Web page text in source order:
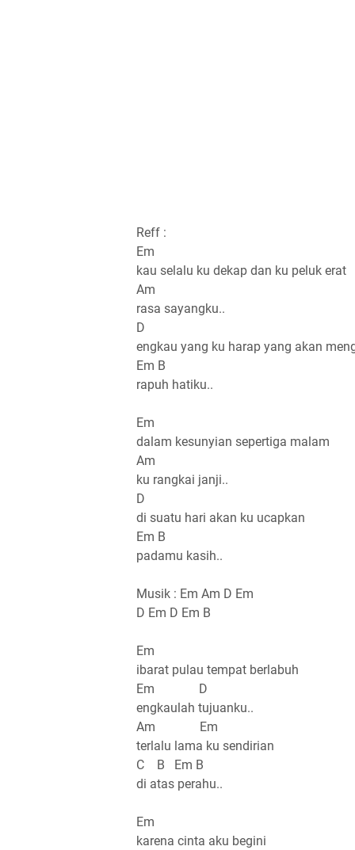
Reff :
Em
kau selalu ku dekap dan ku peluk erat
Am
rasa sayangku..
D
engkau yang ku harap yang akan
Em B
rapuh hatiku..
Em
dalam kesunyian sepertiga malam
Am
ku rangkai janji..
D
di suatu hari akan ku ucapkan
Em B
padamu kasih..
Musik : Em Am D Em
D Em D Em B
Em
ibarat pulau tempat berlabuh
Em D
engkaulah tujuanku..
Am Em
terlalu lama ku sendirian
C B Em B
di atas perahu..
Em
karena cinta aku begini